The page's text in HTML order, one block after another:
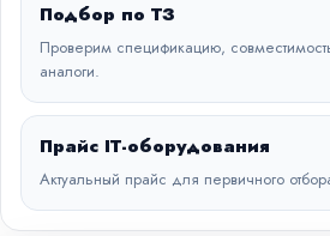
Подбор по ТЗ
Проверим спецификацию,
аналоги.
Прайс IT-оборудования
Актуальный прайс для первичного